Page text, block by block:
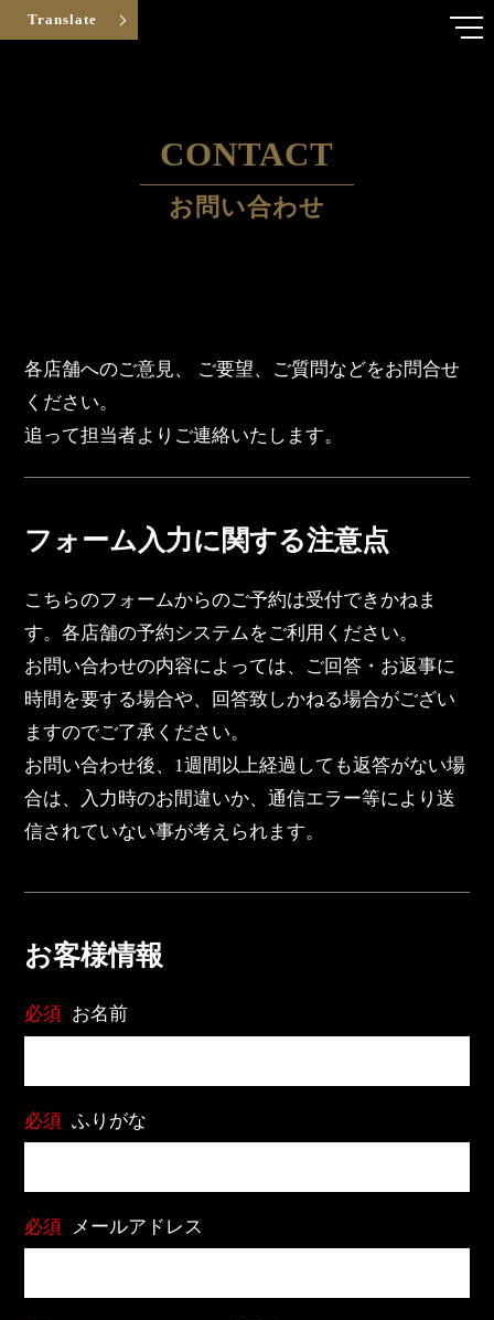
CONTACT
お問い合わせ
各店舗へのご意見、 ご要望、ご質問などをお問合せ
ください。
追って担当者よりご連絡いたします。
フォーム入力に関する注意点
こちらのフォームからのご予約は受付できかねま
す。各店舗の予約システムをご利用ください。
お問い合わせの内容によっては、ご回答・お返事に
時間を要する場合や、回答致しかねる場合がござい
ますのでご了承ください。
お問い合わせ後、1週間以上経過しても返答がない場
合は、入力時のお間違いか、通信エラー等により送
信されていない事が考えられます。
お客様情報
必須 お名前
必須 ふりがな
必須 メールアドレス
Translate